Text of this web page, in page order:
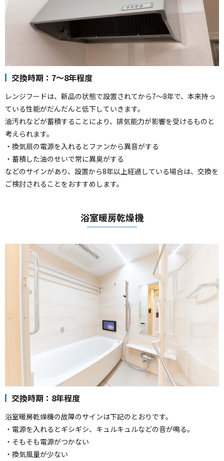
交換時期：7～8年程度
レンジフードは、新品の状態で設置されてから7～8年で、本来持っ
ている性能がだんだんと低下していきます。
油汚れなどが蓄積することにより、排気能力が影響を受けるものと
考えられます。
・換気扇の電源を入れるとファンから異音がする
・蓄積した油のせいで常に異臭がする
などのサインがあり、設置から8年以上経過している場合は、交換を
ご検討されることをおすすめします。
浴室暖房乾燥機
交換時期：8年程度
浴室暖房乾燥機の故障のサインは下記のとおりです。
・電源を入れるとギシギシ、キュルキュルなどの音が鳴る。
・そもそも電源がつかない
・換気風量が少ない